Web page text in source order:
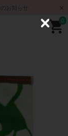
お知らせ
0
C